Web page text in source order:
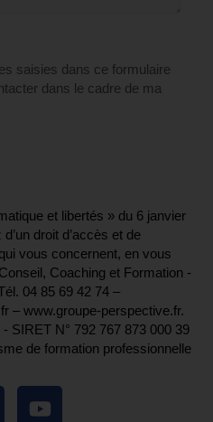
saisies dans ce formulaire
dans le cadre de ma
et libertés » du 6 janvier
droit d’accès et de
vous concernent, en vous
Coaching et Formation -
04 85 69 42 74⁩ –
– www.groupe-perspective.fr.
SIRET N° 792 767 873 000 39
de formation professionnelle